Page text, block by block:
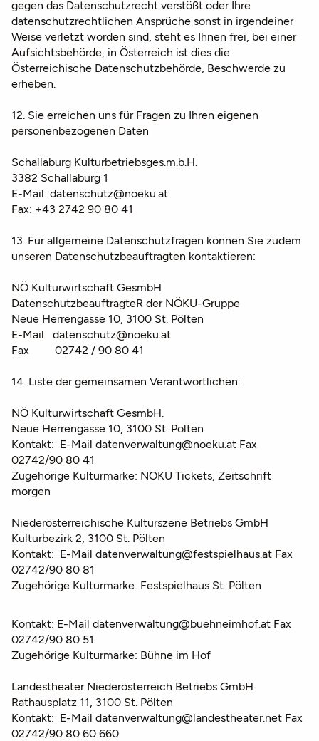
gegen das Datenschutzrecht verstößt oder Ihre
datenschutzrechtlichen Ansprüche sonst in irgendeiner
Weise verletzt worden sind, steht es Ihnen frei, bei einer
Aufsichtsbehörde, in Österreich ist dies die
Österreichische Datenschutzbehörde, Beschwerde zu
erheben.
12. Sie erreichen uns für Fragen zu Ihren eigenen
personenbezogenen Daten
Schallaburg Kulturbetriebsges.m.b.H.
3382 Schallaburg 1
E-Mail: datenschutz@noeku.at
Fax: +43 2742 90 80 41
13. Für allgemeine Datenschutzfragen können Sie zudem
unseren Datenschutzbeauftragten kontaktieren:
NÖ Kulturwirtschaft GesmbH
DatenschutzbeauftragteR der NÖKU-Gruppe
Neue Herrengasse 10, 3100 St. Pölten
E-Mail datenschutz@noeku.at
Fax 02742 / 90 80 41
14. Liste der gemeinsamen Verantwortlichen:
NÖ Kulturwirtschaft GesmbH.
Neue Herrengasse 10, 3100 St. Pölten
Kontakt: E-Mail datenverwaltung@noeku.at Fax
02742/90 80 41
Zugehörige Kulturmarke: NÖKU Tickets, Zeitschrift
morgen
Niederösterreichische Kulturszene Betriebs GmbH
Kulturbezirk 2, 3100 St. Pölten
Kontakt: E-Mail datenverwaltung@festspielhaus.at Fax
02742/90 80 81
Zugehörige Kulturmarke: Festspielhaus St. Pölten
Kontakt: E-Mail datenverwaltung@buehneimhof.at Fax
02742/90 80 51
Zugehörige Kulturmarke: Bühne im Hof
Landestheater Niederösterreich Betriebs GmbH
Rathausplatz 11, 3100 St. Pölten
Kontakt: E-Mail datenverwaltung@landestheater.net Fax
02742/90 80 60 660